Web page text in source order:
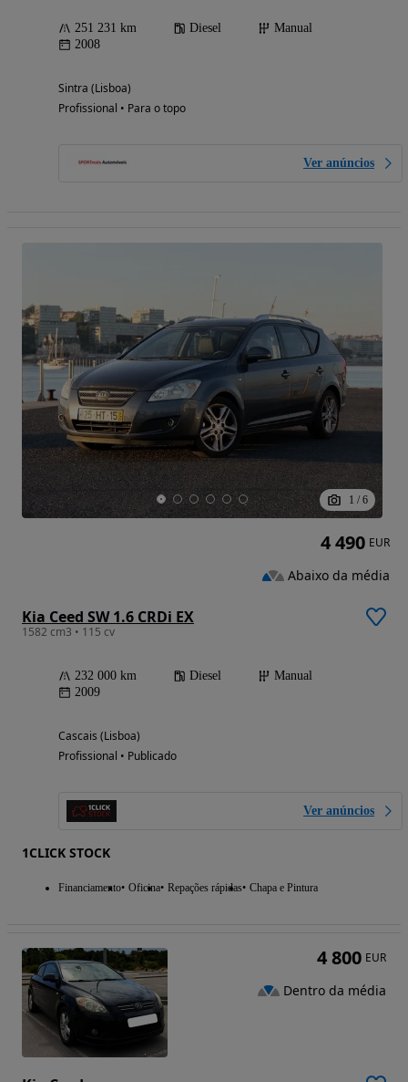
251 231 km Diesel
Manual
2008
Sintra (Lisboa)
Profissional • Para o topo
Ver anúncios
1 / 6
Kia Ceed SW 1.6 CRDi EX
1582 cm3 • 115 cv
232 000 km Diesel
Manual
2009
Cascais (Lisboa)
Profissional • Publicado
Ver anúncios
1CLICK STOCK
Financiamento Oficina Repações rápidas Chapa e Pintura
4 490 EUR
Abaixo da média
4 800 EUR
Dentro da média